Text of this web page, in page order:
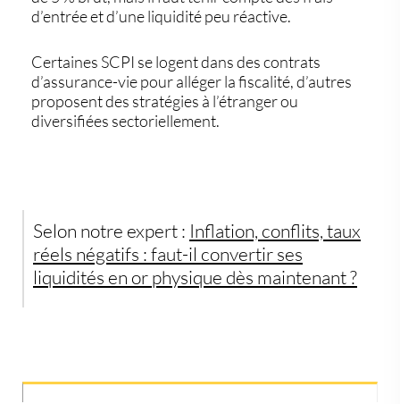
d’entréeet d’uneliquidité peu réactive.
Certaines SCPI se logent dans des contrats
d’assurance-vie pour alléger la fiscalité, d’autres
proposent des stratégies à l’étranger ou
diversifiées sectoriellement.
Selon notre expert : Inflation, conflits, taux
réels négatifs : faut-il convertir ses
liquidités en or physique dès maintenant ?